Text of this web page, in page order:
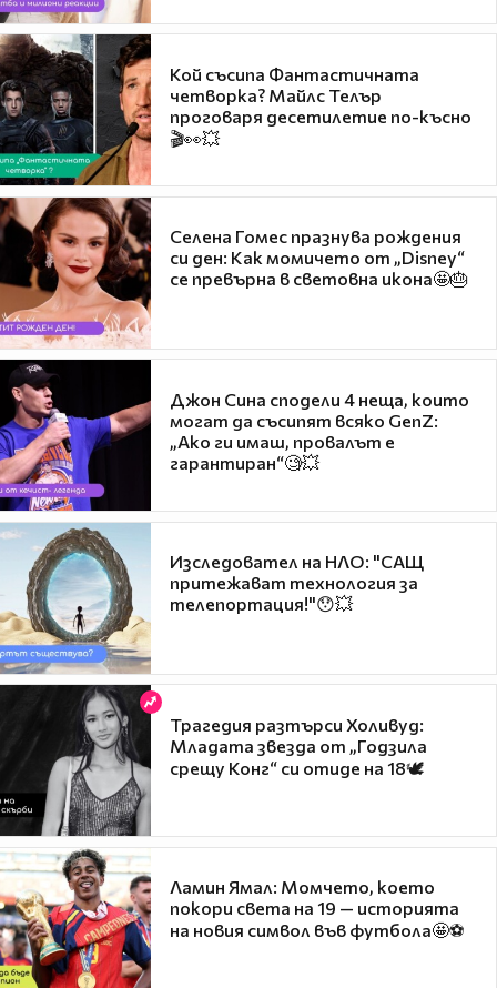
Кой съсипа Фантастичната
четворка? Майлс Телър
проговаря десетилетие по-късно
🎬👀💥
Селена Гомес празнува рождения
си ден: Как момичето от „Disney“
се превърна в световна икона🤩🎂
Джон Сина сподели 4 неща, които
могат да съсипят всяко GenZ:
„Ако ги имаш, провалът е
гарантиран“🧐💥
Изследовател на НЛО: "САЩ
притежават технология за
телепортация!"😯💥
Трагедия разтърси Холивуд:
Младата звезда от „Годзила
срещу Конг“ си отиде на 18🕊️
Ламин Ямал: Момчето, което
покори света на 19 — историята
на новия символ във футбола🤩⚽